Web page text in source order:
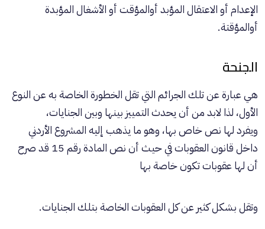
الإعدام أو الاعتقال المؤبد أوالمؤقت أو الأشغال المؤبدة
أوالمؤقتة.
الجنحة
هي عبارة عن تلك الجرائم التي تقل الخطورة الخاصة به عن النوع
الأول، لذا لابد من أن يحدث التمييز بينها وبين الجنايات،
ويفرد لها نص خاص بها، وهو ما يذهب إليه المشروع الأردني
داخل قانون العقوبات في حيث أن نص المادة رقم 15 قد صرح
أن لها عقوبات تكون خاصة بها
وتقل بشكل كثير عن كل العقوبات الخاصة بتلك الجنايات.